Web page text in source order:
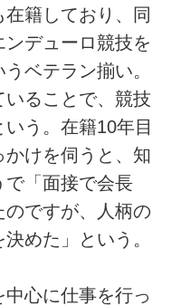
籍しており、同
デューロ競技を
ベテラン揃い。
いることで、競技
う。在籍10年目
けを伺うと、知
で「面接で会長
のですが、人柄の
めた」という。
心に仕事を行っ